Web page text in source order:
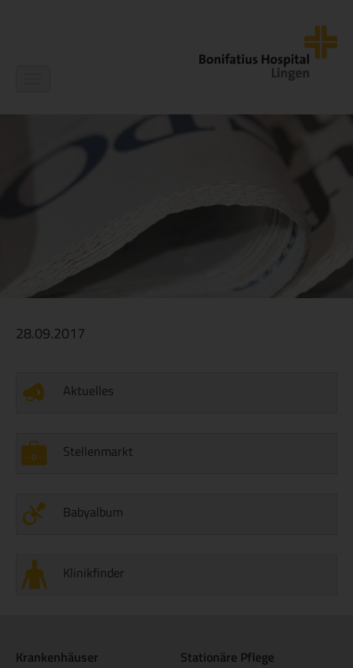
28.09.2017
Aktuelles
Stellenmarkt
Babyalbum
Klinikfinder
Krankenhäuser Stationäre Pflege